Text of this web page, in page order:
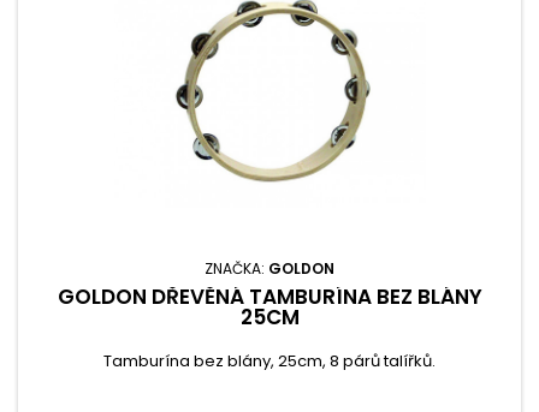
ZNAČKA: GOLDON
GOLDON DŘEVĚNÁ TAMBURÍNA BEZ BLÁNY
25CM
Tamburína bez blány, 25cm, 8 párů talířků.